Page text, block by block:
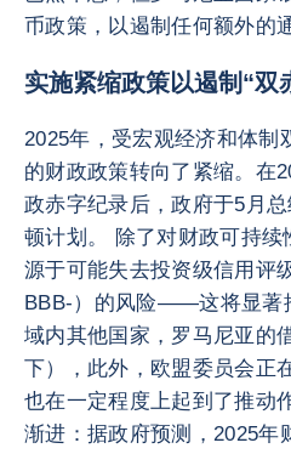
币政策，以遏制任何额外的
实施紧缩政策以遏制“双
2025年，受宏观经济和体制
的财政政策转向了紧缩。在
政赤字纪录后，政府于5月
顿计划。 除了对财政可持
源于可能失去投资级信用评
BBB-）的风险——这将显著
域内其他国家，罗马尼亚的
下），此外，欧盟委员会正
也在一定程度上起到了推动
渐进：据政府预测，2025年